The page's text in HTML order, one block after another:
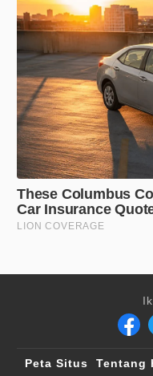
Peta Situs Tentang